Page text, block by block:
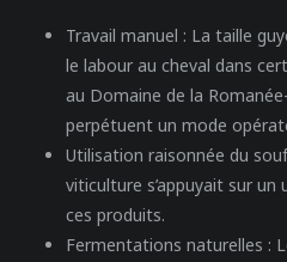
Travail manuel : La taille
le labour au cheval dans
au Domaine de la
perpétuent un mode
Utilisation raisonnée du
viticulture s’appuyait sur
ces produits.
Fermentations naturelles :